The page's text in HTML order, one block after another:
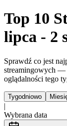
Top 10
lipca - 2
Sprawdź co jest
streamingowych —
oglądalności tego
Tygodniowo
|
Wybrana data